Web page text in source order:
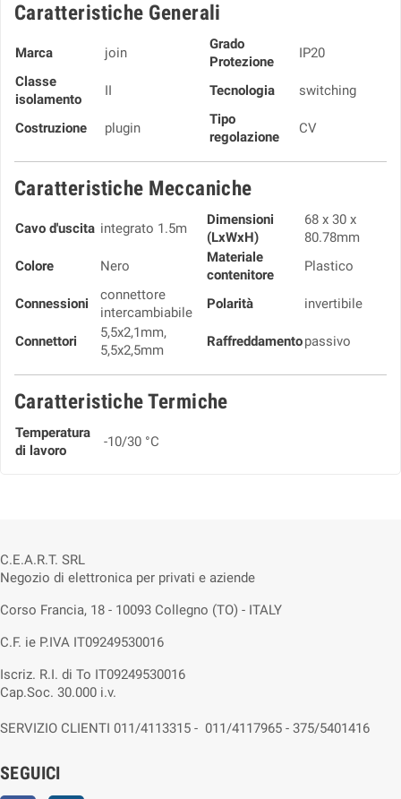
Caratteristiche Generali
Marca join
Grado
Protezione
IP20
Classe
isolamento
II Tecnologia switching
Costruzione plugin
Tipo
regolazione
CV
Caratteristiche Meccaniche
Cavo d'uscita integrato 1.5m
Dimensioni
(LxWxH)
68 x 30 x
80.78mm
Colore
Nero
Materiale
contenitore
Plastico
Connessioni
connettore
intercambiabile
Polarità invertibile
Connettori
5,5x2,1mm,
5,5x2,5mm
Raffreddamentopassivo
Caratteristiche Termiche
Temperatura
di lavoro
-10/30 °C
C.E.A.R.T. SRL
Negozio di elettronica per privati e aziende
Corso Francia, 18 - 10093 Collegno (TO) - ITALY
C.F. ie P.IVA IT09249530016
Iscriz. R.I. di To IT09249530016
Cap.Soc. 30.000 i.v.
SERVIZIO CLIENTI 011/4113315 - 011/4117965 - 375/5401416
SEGUICI